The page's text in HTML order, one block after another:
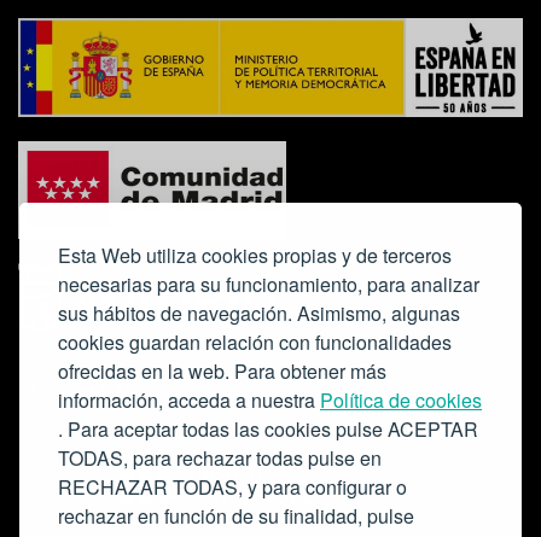
Esta Web utiliza cookies propias y de terceros
necesarias para su funcionamiento, para analizar
sus hábitos de navegación. Asimismo, algunas
cookies guardan relación con funcionalidades
ofrecidas en la web. Para obtener más
información, acceda a nuestra Política de cookies
. Para aceptar todas las cookies pulse ACEPTAR
TODAS, para rechazar todas pulse en
RECHAZAR TODAS, y para configurar o
rechazar en función de su finalidad, pulse
Colabora: